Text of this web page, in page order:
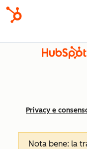
Privacy e
Nota bene: la